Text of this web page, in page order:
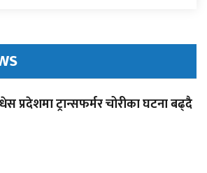
प्रदेशमा ट्रान्सफर्मर चोरीका घटना बढ्दै